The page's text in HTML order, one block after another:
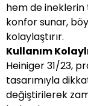
hem de ineklerin
konfor sunar,
kolaylaştırır.
Kullanım
Heiniger 31/23,
tasarımıyla
değiştirilerek